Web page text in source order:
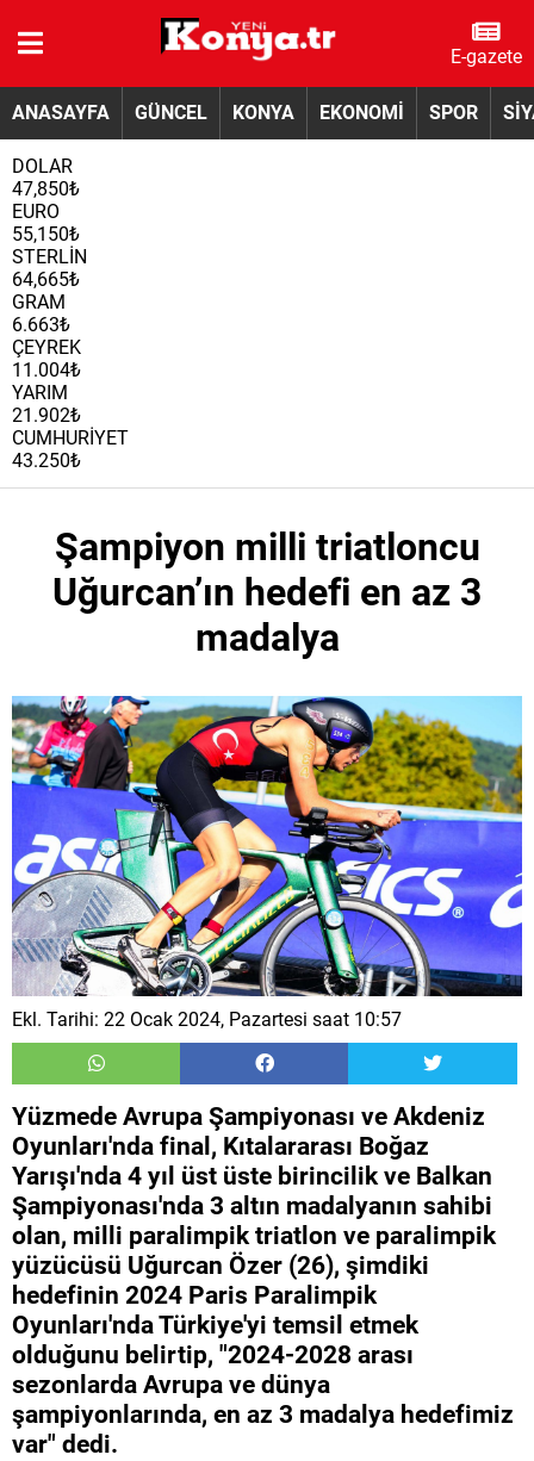
E-gazete
ANASAYFA GÜNCEL KONYA EKONOMİ SPOR
DOLAR
47,850₺
EURO
55,150₺
STERLİN
64,665₺
GRAM
6.663₺
ÇEYREK
11.004₺
YARIM
21.902₺
CUMHURİYET
43.250₺
Şampiyon milli triatloncu
Uğurcan’ın hedefi en az 3
madalya
Ekl. Tarihi: 22 Ocak 2024, Pazartesi saat 10:57
Yüzmede Avrupa Şampiyonası ve Akdeniz
Oyunları'nda final, Kıtalararası Boğaz
Yarışı'nda 4 yıl üst üste birincilik ve Balkan
Şampiyonası'nda 3 altın madalyanın sahibi
olan, milli paralimpik triatlon ve paralimpik
yüzücüsü Uğurcan Özer (26), şimdiki
hedefinin 2024 Paris Paralimpik
Oyunları'nda Türkiye'yi temsil etmek
olduğunu belirtip, "2024-2028 arası
sezonlarda Avrupa ve dünya
şampiyonlarında, en az 3 madalya hedefimiz
var" dedi.